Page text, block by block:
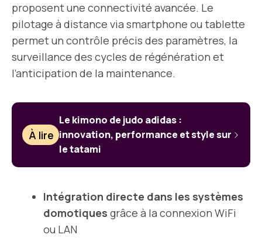
proposent une connectivité avancée. Le
pilotage à distance via smartphone ou tablette
permet un contrôle précis des paramètres, la
surveillance des cycles de régénération et
l’anticipation de la maintenance.
À lire
Le kimono de judo adidas :
innovation, performance et style sur
le tatami
Intégration directe dans les systèmes
domotiques grâce à la connexion WiFi
ou LAN